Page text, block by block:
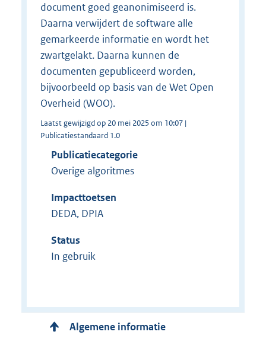
document goed geanonimiseerd is.
Daarna verwijdert de software alle
gemarkeerde informatie en wordt het
zwartgelakt. Daarna kunnen de
documenten gepubliceerd worden,
bijvoorbeeld op basis van de Wet Open
Overheid (WOO).
Laatst gewijzigd op 20 mei 2025 om 10:07 |
Publicatiestandaard 1.0
Publicatiecategorie
Overige algoritmes
Impacttoetsen
DEDA, DPIA
Status
In gebruik
Algemene informatie